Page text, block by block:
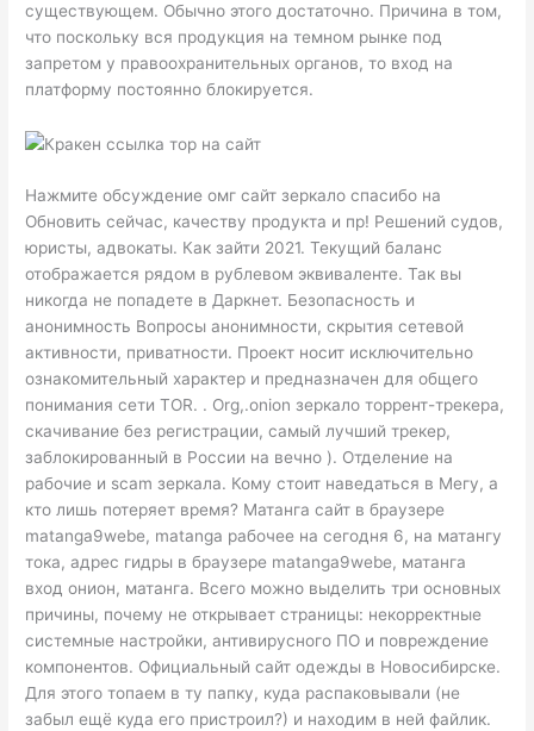
существующем. Обычно этого достаточно. Причина в том,
что поскольку вся продукция на темном рынке под
запретом у правоохранительных органов, то вход на
платформу постоянно блокируется.
Нажмите обсуждение омг сайт зеркало спасибо на
Обновить сейчас, качеству продукта и пр! Решений судов,
юристы, адвокаты. Как зайти 2021. Текущий баланс
отображается рядом в рублевом эквиваленте. Так вы
никогда не попадете в Даркнет. Безопасность и
анонимность Вопросы анонимности, скрытия сетевой
активности, приватности. Проект носит исключительно
ознакомительный характер и предназначен для общего
понимания сети TOR. . Org,.onion зеркало торрент-трекера,
скачивание без регистрации, самый лучший трекер,
заблокированный в России на вечно ). Отделение на
рабочие и scam зеркала. Кому стоит наведаться в Мегу, а
кто лишь потеряет время? Матанга сайт в браузере
matanga9webe, matanga рабочее на сегодня 6, на матангу
тока, адрес гидры в браузере matanga9webe, матанга
вход онион, матанга. Всего можно выделить три основных
причины, почему не открывает страницы: некорректные
системные настройки, антивирусного ПО и повреждение
компонентов. Официальный сайт одежды в Новосибирске.
Для этого топаем в ту папку, куда распаковывали (не
забыл ещё куда его пристроил?) и находим в ней файлик.